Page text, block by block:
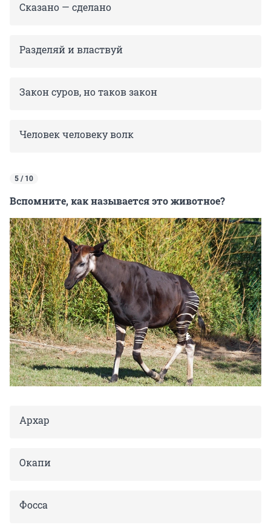
Сказано — сделано
Разделяй и властвуй
Закон суров, но таков закон
Человек человеку волк
5 / 10
Вспомните, как называется это животное?
Архар
Окапи
Фосса